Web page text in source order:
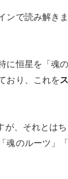
ンで読み解き
に恒星を「魂
おり、これを
、それとはち
魂のルーツ」